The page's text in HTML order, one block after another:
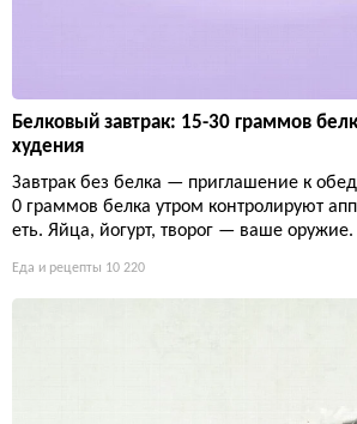
Белковый завтрак: 15-30 граммов
худения
Завтрак без белка — приглашение к
0 граммов белка утром контролируют
еть. Яйца, йогурт, творог — ваше оружие.
Еда и рецепты 10 220